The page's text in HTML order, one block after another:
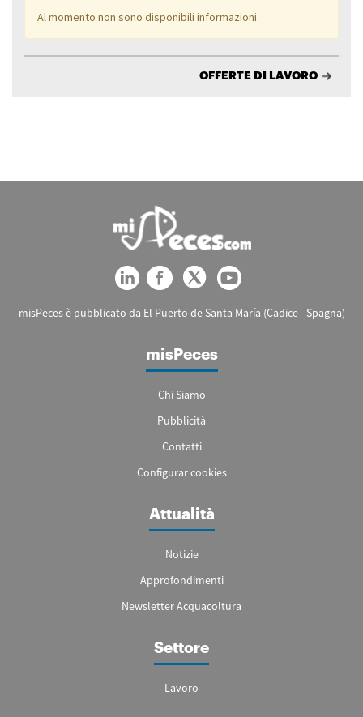
Al momento non sono disponibili informazioni.
OFFERTE DI LAVORO
misPeces è pubblicato da El Puerto de Santa María (Cadice - Spagna)
misPeces
Chi Siamo
Pubblicità
Contatti
Configurar cookies
Attualità
Notizie
Approfondimenti
Newsletter Acquacoltura
Settore
Lavoro